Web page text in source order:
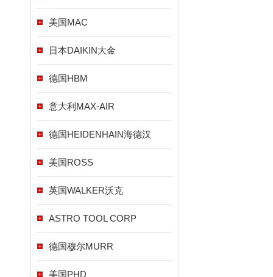
美国MAC
日本DAIKIN大金
德国HBM
意大利MAX-AIR
德国HEIDENHAIN海德汉
美国ROSS
英国WALKER沃克
ASTRO TOOL CORP
德国穆尔MURR
美国PHD